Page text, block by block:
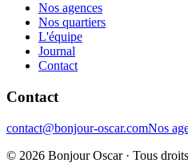
Nos agences
Nos quartiers
L'équipe
Journal
Contact
Contact
contact@bonjour-oscar.comNos
© 2026 Bonjour Oscar · Tous